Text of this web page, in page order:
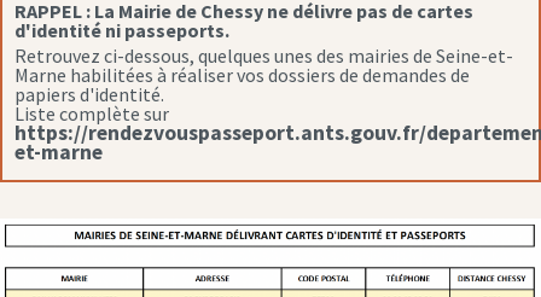
RAPPEL : La Mairie de Chessy ne délivre pas de cartes
d'identité ni passeports.
Retrouvez ci-dessous, quelques unes des mairies de Seine-et-
Marne habilitées à réaliser vos dossiers de demandes de
papiers d'identité.
Liste complète sur
https://rendezvouspasseport.ants.gouv.fr/
et-marne